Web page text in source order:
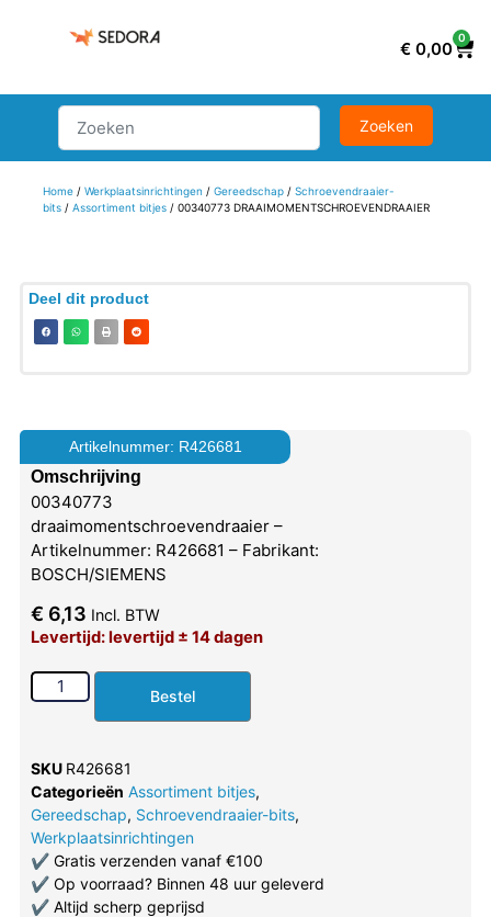
€ 0,00
0
Home/ Werkplaatsinrichtingen / Gereedschap/ Schroevendraaier-
bits/ Assortiment bitjes/ 00340773 DRAAIMOMENTSCHROEVENDRAAIER
Deel dit product
Artikelnummer: R426681
Omschrijving
00340773
draaimomentschroevendraaier –
Artikelnummer: R426681 – Fabrikant:
BOSCH/SIEMENS
€ 6,13 Incl. BTW
Levertijd: levertijd ± 14 dagen
Bestel
SKU R426681
Categorieën Assortiment bitjes,
Gereedschap, Schroevendraaier-bits,
Werkplaatsinrichtingen
✔Gratis verzenden vanaf €100
✔Op voorraad? Binnen 48 uur geleverd
✔Altijd scherp geprijsd